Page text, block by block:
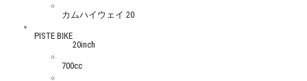
カムハイウェイ 20
PISTE BIKE
20inch
700cc